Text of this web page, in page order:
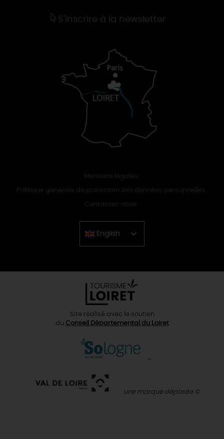
S'inscrire à la newsletter
Mentions légales
Politique générale de protection des données personnelles
Contactez-nous
English
Chinese
Site réalisé avec le soutien
du Conseil Départemental du Loiret
une marque déposée ©